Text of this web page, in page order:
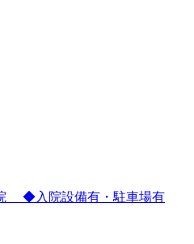
◆入院設備有・駐車場有